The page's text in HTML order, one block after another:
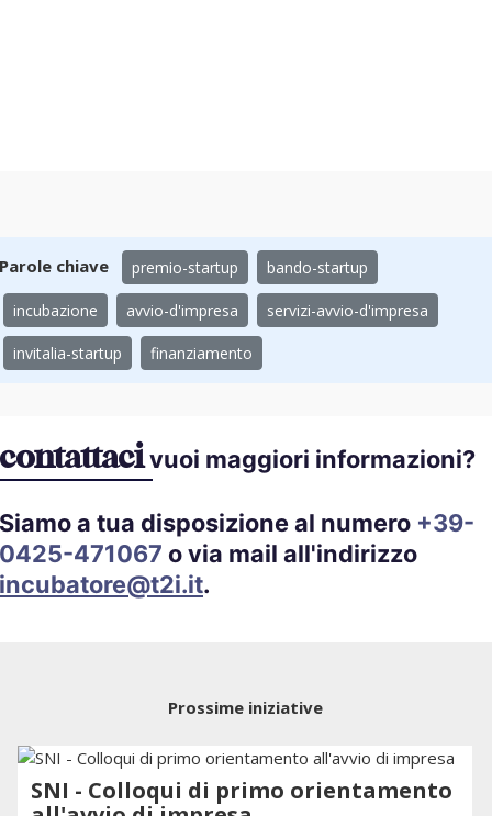
Parole chiave premio-startup bando-startup
incubazione avvio-d'impresa servizi-avvio-d'impresa
invitalia-startup finanziamento
contattacivuoi maggiori informazioni?
Siamo a tua disposizione al numero +39-
0425-471067 o via mail all'indirizzo
incubatore@t2i.it.
Prossime iniziative
SNI - Colloqui di primo orientamento